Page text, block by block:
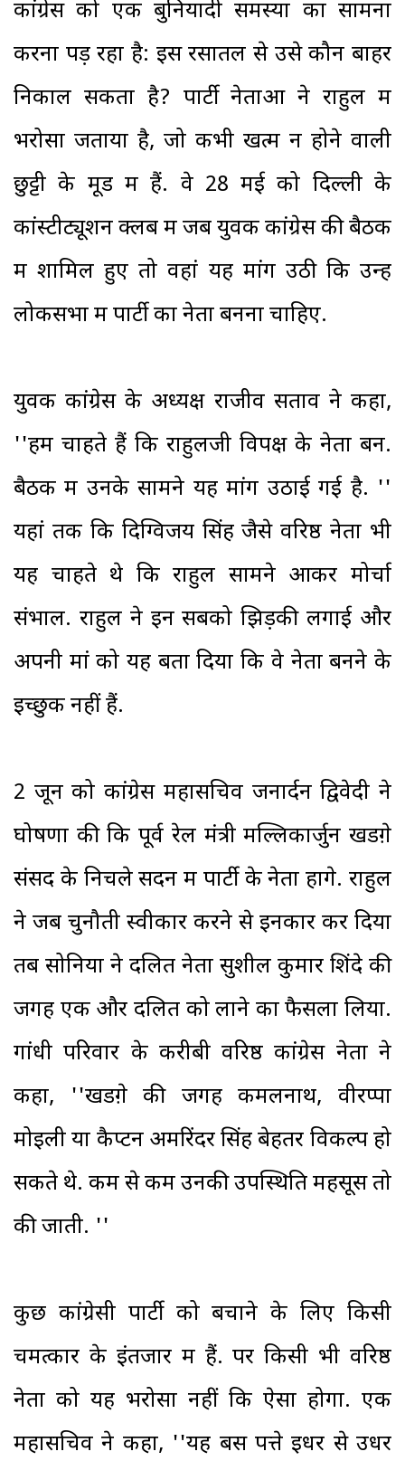
कांग्रेस को एक बुनियादी समस्या का सामना
करना पड़ रहा है: इस रसातल से उसे कौन बाहर
निकाल सकता है? पार्टी नेताओं ने राहुल में
भरोसा जताया है, जो कभी खत्म न होने वाली
छुट्टी के मूड में हैं. वे 28 मई को दिल्ली के
कांस्टीट्यूशन क्लब में जब युवक कांग्रेस की बैठक
में शामिल हुए तो वहां यह मांग उठी कि उन्हें
लोकसभा में पार्टी का नेता बनना चाहिए.
युवक कांग्रेस के अध्यक्ष राजीव सताव ने कहा,
''हम चाहते हैं कि राहुलजी विपक्ष के नेता बनें.
बैठक में उनके सामने यह मांग उठाई गई है. ''
यहां तक कि दिग्विजय सिंह जैसे वरिष्ठ नेता भी
यह चाहते थे कि राहुल सामने आकर मोर्चा
संभालें. राहुल ने इन सबको झिड़की लगाई और
अपनी मां को यह बता दिया कि वे नेता बनने के
इच्छुक नहीं हैं.
2 जून को कांग्रेस महासचिव जनार्दन द्विवेदी ने
घोषणा की कि पूर्व रेल मंत्री मल्लिकार्जुन खडग़े
संसद के निचले सदन में पार्टी के नेता होंगे. राहुल
ने जब चुनौती स्वीकार करने से इनकार कर दिया
तब सोनिया ने दलित नेता सुशील कुमार शिंदे की
जगह एक और दलित को लाने का फैसला लिया.
गांधी परिवार के करीबी वरिष्ठ कांग्रेस नेता ने
कहा, ''खडग़े की जगह कमलनाथ, वीरप्पा
मोइली या कैप्टन अमरिंदर सिंह बेहतर विकल्प हो
सकते थे. कम से कम उनकी उपस्थिति महसूस तो
की जाती. ''
कुछ कांग्रेसी पार्टी को बचाने के लिए किसी
चमत्कार के इंतजार में हैं. पर किसी भी वरिष्ठ
नेता को यह भरोसा नहीं कि ऐसा होगा. एक
महासचिव ने कहा, ''यह बस पत्ते इधर से उधर